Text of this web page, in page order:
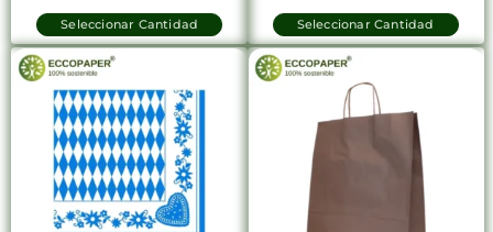
Seleccionar Cantidad Seleccionar Cantidad